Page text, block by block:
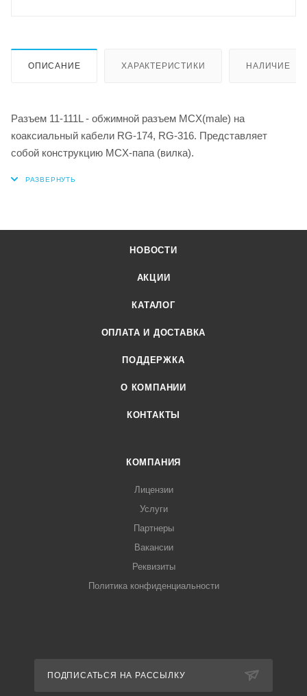
ОПИСАНИЕ ХАРАКТЕРИСТИКИ НАЛИЧИЕ
Разъем 11-111L - обжимной разъем MCX(male) на
коаксиальный кабели RG-174, RG-316. Представляет
собой конструкцию MCX-папа (вилка).
НОВОСТИ
АКЦИИ
КАТАЛОГ
ОПЛАТА И ДОСТАВКА
ПОДДЕРЖКА
О КОМПАНИИ
КОНТАКТЫ
КОМПАНИЯ
Лицензии
Услуги
Партнеры
Вакансии
Реквизиты
Политика конфиденциальности
ПОДПИСАТЬСЯ НА РАССЫЛКУ